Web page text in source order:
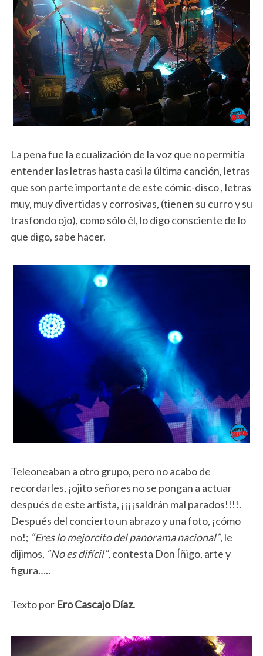
La pena fue la ecualización de la voz que no permitía
entender las letras hasta casi la última canción, letras
que son parte importante de este cómic-disco , letras
muy, muy divertidas y corrosivas, (tienen su curro y su
trasfondo ojo), como sólo él, lo digo consciente de lo
que digo, sabe hacer.
Teleoneaban a otro grupo, pero no acabo de
recordarles, ¡ojito señores no se pongan a actuar
después de este artista, ¡¡¡¡saldrán mal parados!!!!.
Después del concierto un abrazo y una foto, ¡cómo
no!; “Eres lo mejorcito del panorama nacional”, le
dijimos, “No es difícil”, contesta Don Íñigo, arte y
figura…..
Texto por Ero Cascajo Díaz.